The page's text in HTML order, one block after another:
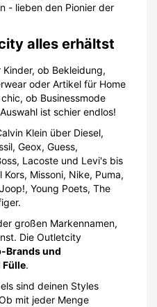
- lieben den Pionier der
alles erhältst
ob Bekleidung,
oder Artikel für Home
ob Businessmode
ist schier endlos!
Klein über Diesel,
Geox, Guess,
Lacoste und Levi's bis
Missoni, Nike, Puma,
Young Poets, The
großen Markennamen,
Die Outletcity
Brands und
Fülle.
sind deinen Styles
mit jeder Menge